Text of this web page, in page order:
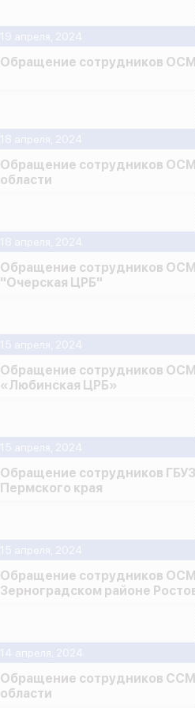
14 апреля, 2024
Обращение сотрудников
области
15 апреля, 2024
Обращение сотрудников
Зерноградском районе
15 апреля, 2024
Обращение сотрудников
Пермского края
15 апреля, 2024
Обращение сотрудников
«Любинская ЦРБ»
18 апреля, 2024
Обращение сотрудников
"Очерская ЦРБ"
18 апреля, 2024
Обращение сотрудников
области
19 апреля, 2024
Обращение сотрудников